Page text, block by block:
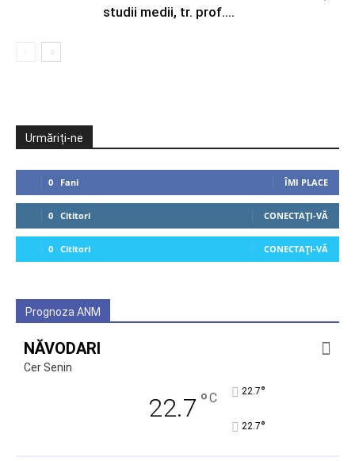
studii medii, tr. prof....
Urmăriți-ne
0 Fani ÎMI PLACE
0 Cititori CONECTAȚI-VĂ
0 Cititori CONECTAȚI-VĂ
Prognoza ANM
NĂVODARI
Cer Senin
22.7 °C 22.7°
22.7°